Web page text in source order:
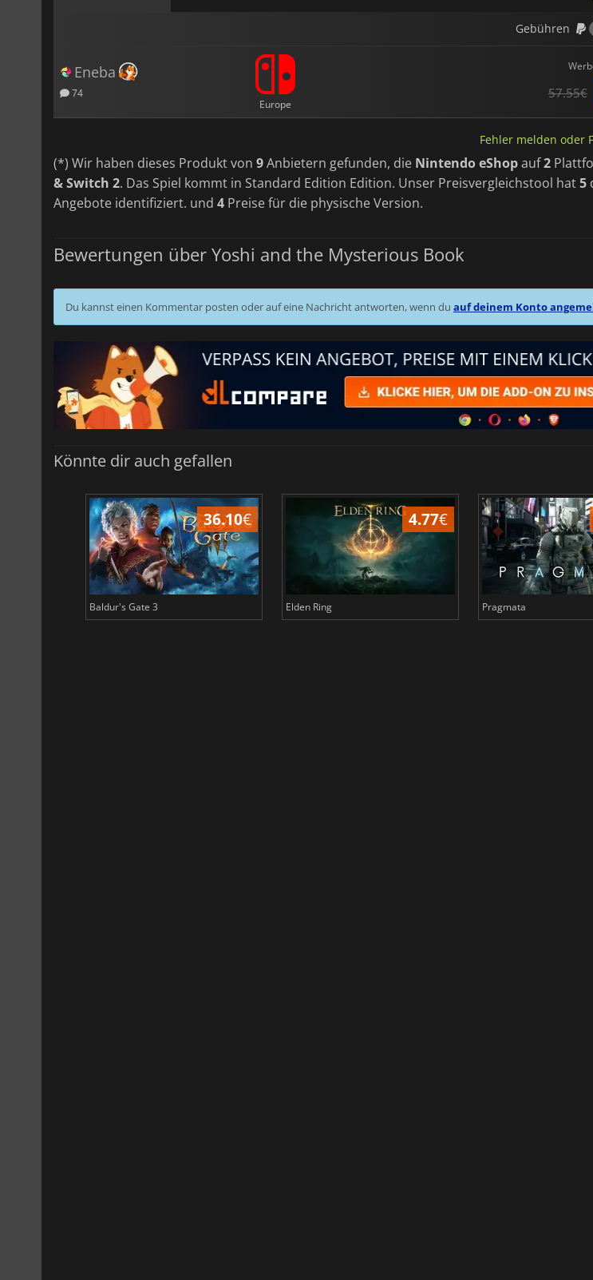
Gebühren
Eneba
74
Europe
57.55€
Fehler melden oder
(*) Wir haben dieses Produkt von 9Anbietern gefunden, die Nintendo eShopauf2
& Switch 2. Das Spiel kommt in Standard Edition Edition. Unser Preisvergleichstool hat5
Angebote identifiziert. und 4 Preise für die physische Version.
Bewertungen über Yoshi and the Mysterious Book
Du kannst einen Kommentar posten oder auf eine Nachricht antworten, wenn du auf deinem Konto
Könnte dir auch gefallen
36.10€
Baldur's Gate 3
4.77€
Elden Ring Pragmata